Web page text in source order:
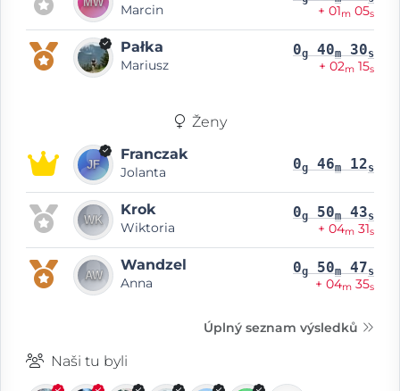
Marcin + 01m 05s
Pałka
Mariusz
0g 40m 30s
+ 02m 15s
Ženy
Franczak
Jolanta 0g 46m 12s
Krok
Wiktoria
0g 50m 43s
+ 04m 31s
Wandzel
Anna
0g 50m 47s
+ 04m 35s
Úplný seznam výsledků
Naši tu byli